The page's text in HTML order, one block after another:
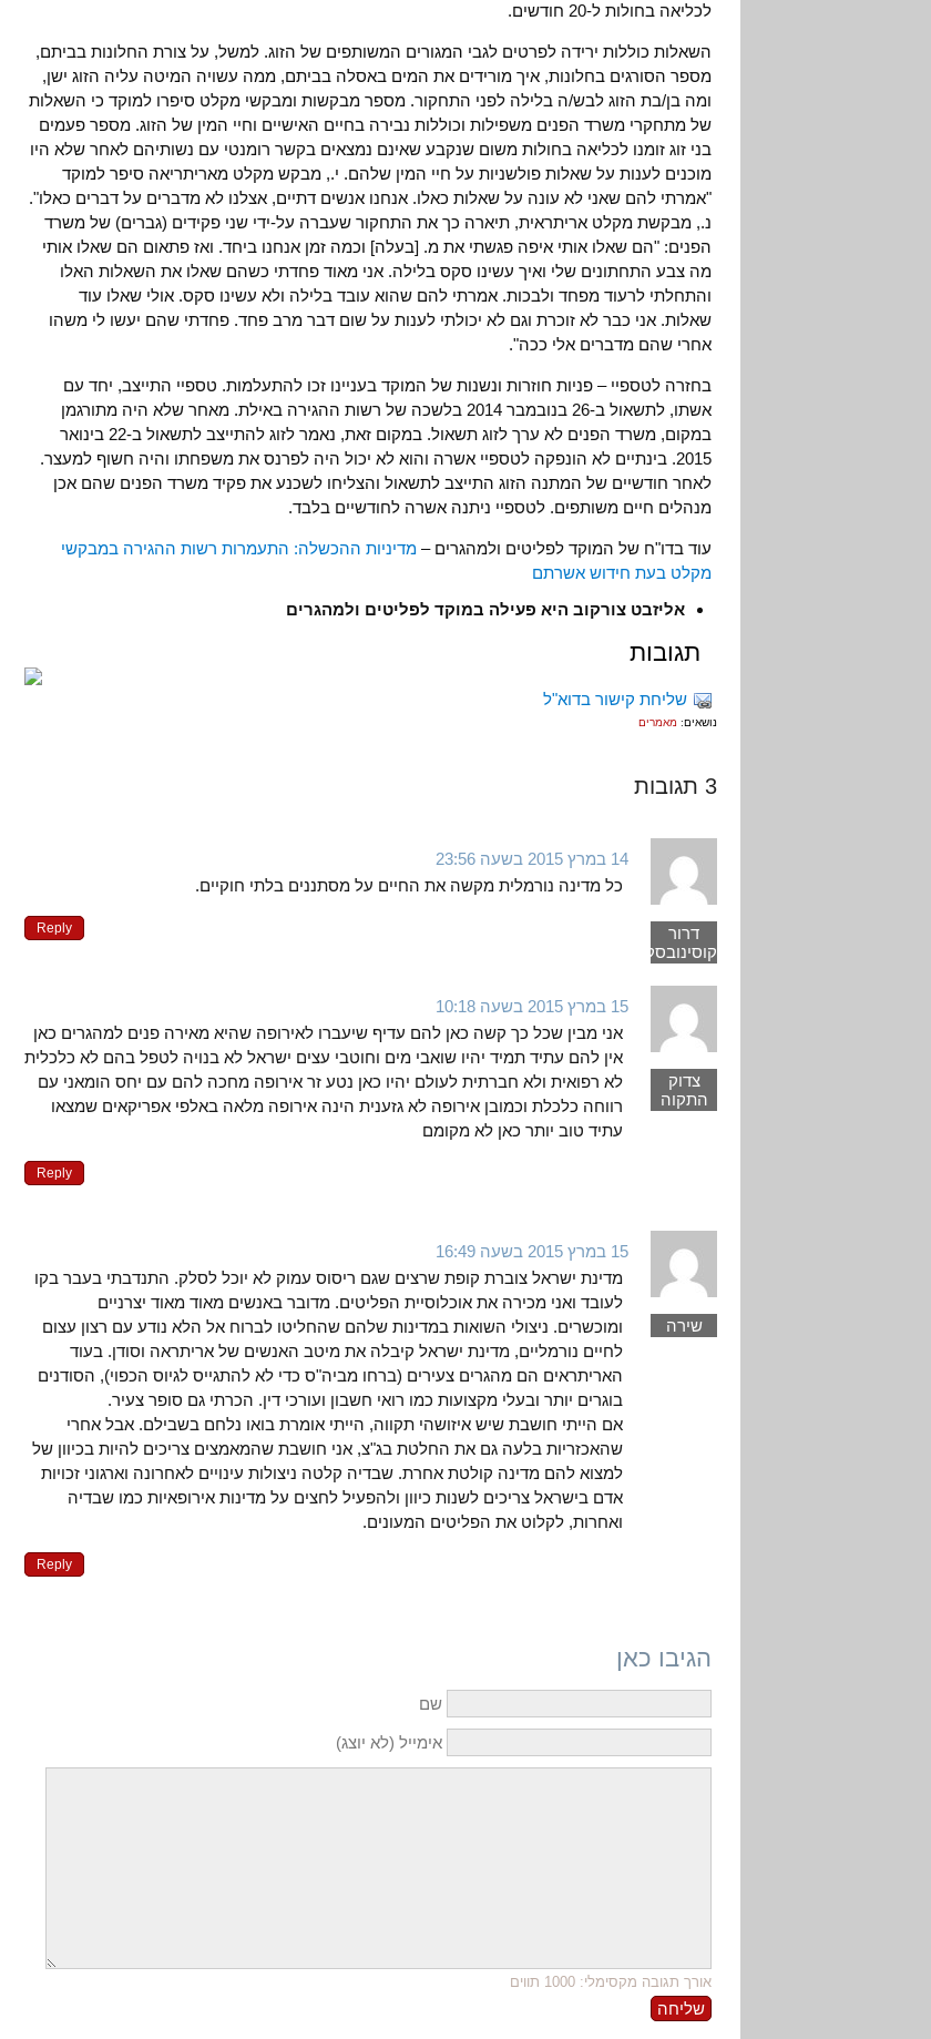
לכליאה בחולות ל-20 חודשים.
השאלות כוללות ירידה לפרטים לגבי המגורים המשותפים של הזוג. למשל, על צורת החלונות בביתם,
מספר הסורגים בחלונות, איך מורידים את המים באסלה בביתם, ממה עשויה המיטה עליה הזוג ישן,
ומה בן/בת הזוג לבש/ה בלילה לפני התחקור. מספר מבקשות ומבקשי מקלט סיפרו למוקד כי השאלות
של מתחקרי משרד הפנים משפילות וכוללות נבירה בחיים האישיים וחיי המין של הזוג. מספר פעמים
בני זוג זומנו לכליאה בחולות משום שנקבע שאינם נמצאים בקשר רומנטי עם נשותיהם לאחר שלא היו
מוכנים לענות על שאלות פולשניות על חיי המין שלהם. י., מבקש מקלט מאריתריאה סיפר למוקד
"אמרתי להם שאני לא עונה על שאלות כאלו. אנחנו אנשים דתיים, אצלנו לא מדברים על דברים כאלו".
נ., מבקשת מקלט אריתראית, תיארה כך את התחקור שעברה על-ידי שני פקידים (גברים) של משרד
הפנים: "הם שאלו אותי איפה פגשתי את מ. [בעלה] וכמה זמן אנחנו ביחד. ואז פתאום הם שאלו אותי
מה צבע התחתונים שלי ואיך עשינו סקס בלילה. אני מאוד פחדתי כשהם שאלו את השאלות האלו
והתחלתי לרעוד מפחד ולבכות. אמרתי להם שהוא עובד בלילה ולא עשינו סקס. אולי שאלו עוד
שאלות. אני כבר לא זוכרת וגם לא יכולתי לענות על שום דבר מרב פחד. פחדתי שהם יעשו לי משהו
אחרי שהם מדברים אלי ככה".
בחזרה לטספיי – פניות חוזרות ונשנות של המוקד בעניינו זכו להתעלמות. טספיי התייצב, יחד עם
אשתו, לתשאול ב-26 בנובמבר 2014 בלשכה של רשות ההגירה באילת. מאחר שלא היה מתורגמן
במקום, משרד הפנים לא ערך לזוג תשאול. במקום זאת, נאמר לזוג להתייצב לתשאול ב-22 בינואר
2015. בינתיים לא הונפקה לטספיי אשרה והוא לא יכול היה לפרנס את משפחתו והיה חשוף למעצר.
לאחר חודשיים של המתנה הזוג התייצב לתשאול והצליחו לשכנע את פקיד משרד הפנים שהם אכן
מנהלים חיים משותפים. לטספיי ניתנה אשרה לחודשיים בלבד.
עוד בדו"ח של המוקד לפליטים ולמהגרים – מדיניות ההכשלה: התעמרות רשות ההגירה במבקשי
מקלט בעת חידוש אשרתם
אליזבט צורקוב היא פעילה במוקד לפליטים ולמהגרים
תגובות
שליחת קישור בדוא"ל
נושאים: מאמרים
3 תגובות
דרור
קוסינובסקי
14 במרץ 2015 בשעה 23:56
כל מדינה נורמלית מקשה את החיים על מסתננים בלתי חוקיים.
Reply
צדוק
התקוה
15 במרץ 2015 בשעה 10:18
אני מבין שכל כך קשה כאן להם עדיף שיעברו לאירופה שהיא מאירה פנים למהגרים כאן
אין להם עתיד תמיד יהיו שואבי מים וחוטבי עצים ישראל לא בנויה לטפל בהם לא כלכלית
לא רפואית ולא חברתית לעולם יהיו כאן נטע זר אירופה מחכה להם עם יחס הומאני עם
רווחה כלכלת וכמובן אירופה לא גזענית הינה אירופה מלאה באלפי אפריקאים שמצאו
עתיד טוב יותר כאן לא מקומם
Reply
שירה
15 במרץ 2015 בשעה 16:49
מדינת ישראל צוברת קופת שרצים שגם ריסוס עמוק לא יוכל לסלק. התנדבתי בעבר בקו
לעובד ואני מכירה את אוכלוסיית הפליטים. מדובר באנשים מאוד מאוד יצרניים
ומוכשרים. ניצולי השואות במדינות שלהם שהחליטו לברוח אל הלא נודע עם רצון עצום
לחיים נורמליים, מדינת ישראל קיבלה את מיטב האנשים של אריתראה וסודן. בעוד
האריתראים הם מהגרים צעירים (ברחו מביה"ס כדי לא להתגייס לגיוס הכפוי), הסודנים
בוגרים יותר ובעלי מקצועות כמו רואי חשבון ועורכי דין. הכרתי גם סופר צעיר.
אם הייתי חושבת שיש איזושהי תקווה, הייתי אומרת בואו נלחם בשבילם. אבל אחרי
שהאכזריות בלעה גם את החלטת בג"צ, אני חושבת שהמאמצים צריכים להיות בכיוון של
למצוא להם מדינה קולטת אחרת. שבדיה קלטה ניצולות עינויים לאחרונה וארגוני זכויות
אדם בישראל צריכים לשנות כיוון ולהפעיל לחצים על מדינות אירופאיות כמו שבדיה
ואחרות, לקלוט את הפליטים המעונים.
Reply
הגיבו כאן
שם
אימייל (לא יוצג)
אורך תגובה מקסימלי: 1000 תווים